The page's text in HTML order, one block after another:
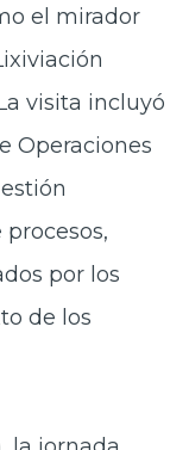
el mirador
visita incluyó
Operaciones
por los
de los